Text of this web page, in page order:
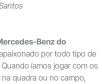
Benz do
por todo tipo de
íamos jogar com os
quadra ou no campo,